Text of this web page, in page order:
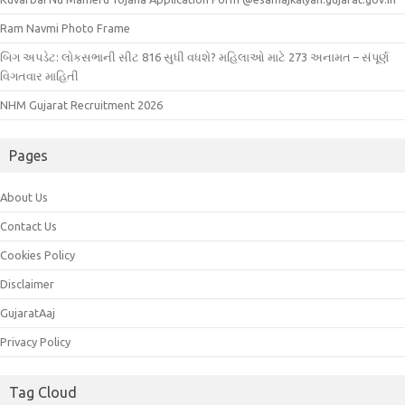
Ram Navmi Photo Frame
બિગ અપડેટ: લોકસભાની સીટ 816 સુધી વધશે? મહિલાઓ માટે 273 અનામત – સંપૂર્ણ
વિગતવાર માહિતી
NHM Gujarat Recruitment 2026
Pages
About Us
Contact Us
Cookies Policy
Disclaimer
GujaratAaj
Privacy Policy
Tag Cloud